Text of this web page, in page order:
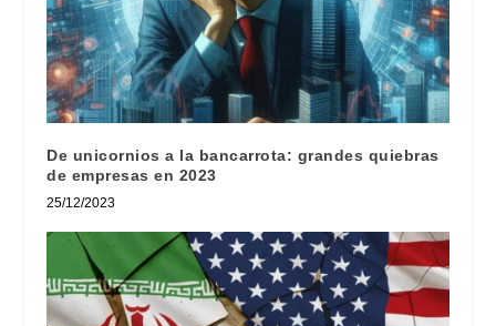
De unicornios a la bancarrota: grandes quiebras
de empresas en 2023
25/12/2023